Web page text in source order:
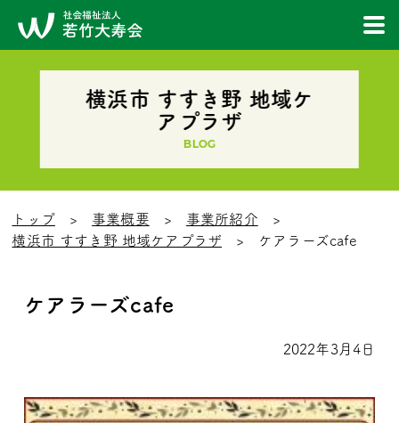
横浜市 すすき野 地域ケ
アプラザ
BLOG
トップ 事業概要
事業所紹介
横浜市 すすき野 地域ケアプラザ
ケアラーズcafe
ケアラーズcafe
2022年3月4日